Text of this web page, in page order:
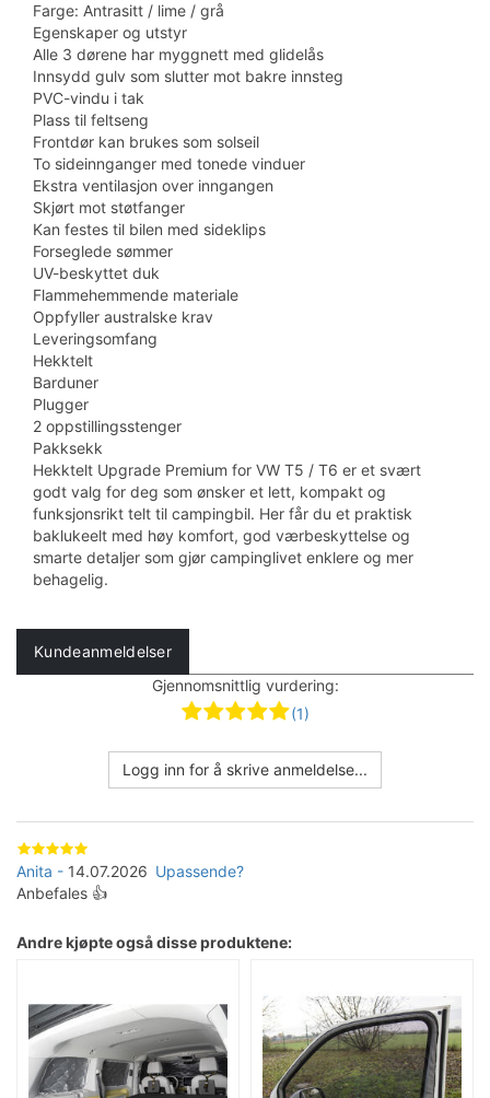
Farge: Antrasitt / lime / grå
Egenskaper og utstyr
Alle 3 dørene har myggnett med glidelås
Innsydd gulv som slutter mot bakre innsteg
PVC-vindu i tak
Plass til feltseng
Frontdør kan brukes som solseil
To sideinnganger med tonede vinduer
Ekstra ventilasjon over inngangen
Skjørt mot støtfanger
Kan festes til bilen med sideklips
Forseglede sømmer
UV-beskyttet duk
Flammehemmende materiale
Oppfyller australske krav
Leveringsomfang
Hekktelt
Barduner
Plugger
2 oppstillingsstenger
Pakksekk
Hekktelt Upgrade Premium for VW T5 / T6 er et svært
godt valg for deg som ønsker et lett, kompakt og
funksjonsrikt telt til campingbil. Her får du et praktisk
baklukeelt med høy komfort, god værbeskyttelse og
smarte detaljer som gjør campinglivet enklere og mer
behagelig.
Kundeanmeldelser
Gjennomsnittlig vurdering:
(1)
Logg inn for å skrive anmeldelse...
Anita 14.07.2026 Upassende?
Anbefales 👍
Andre kjøpte også disse produktene: